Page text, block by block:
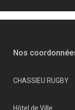
Nos
CHASSIEU RUGBY
Hôtel de Ville